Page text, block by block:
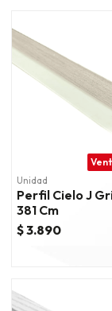
Unidad
Perfil Cielo J
381 Cm
$ 3.890